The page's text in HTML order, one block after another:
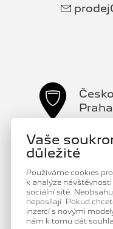
Vaše
důležité
Používáme cookies
k analýze
sociální sítě.
neposílají. Pokud
inzercí s novými
nám k tomu dát